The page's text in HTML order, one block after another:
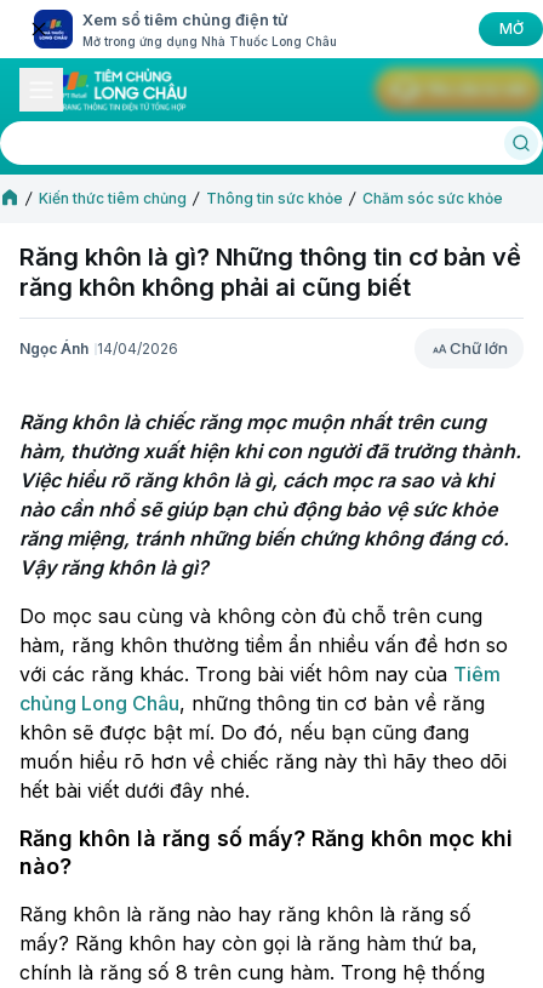
Xem sổ tiêm chủng điện tử
Mở trong ứng dụng Nhà Thuốc Long Châu
MỞ
Kiến thức tiêm chủng Thông tin sức khỏe Chăm sóc sức khỏe
Răng khôn là gì? Những thông tin cơ bản về
răng khôn không phải ai cũng biết
Ngọc Ánh 14/04/2026 Chữ lớn
Răng khôn là chiếc răng mọc muộn nhất trên cung
hàm, thường xuất hiện khi con người đã trưởng thành.
Việc hiểu rõ răng khôn là gì, cách mọc ra sao và khi
nào cần nhổ sẽ giúp bạn chủ động bảo vệ sức khỏe
răng miệng, tránh những biến chứng không đáng có.
Vậy răng khôn là gì?
Do mọc sau cùng và không còn đủ chỗ trên cung
hàm, răng khôn thường tiềm ẩn nhiều vấn đề hơn so
với các răng khác. Trong bài viết hôm nay của Tiêm
chủng Long Châu, những thông tin cơ bản về răng
khôn sẽ được bật mí. Do đó, nếu bạn cũng đang
muốn hiểu rõ hơn về chiếc răng này thì hãy theo dõi
hết bài viết dưới đây nhé.
Răng khôn là răng số mấy? Răng khôn mọc khi
nào?
Răng khôn là răng nào hay răng khôn là răng số
mấy? Răng khôn hay còn gọi là răng hàm thứ ba,
chính là răng số 8 trên cung hàm. Trong hệ thống